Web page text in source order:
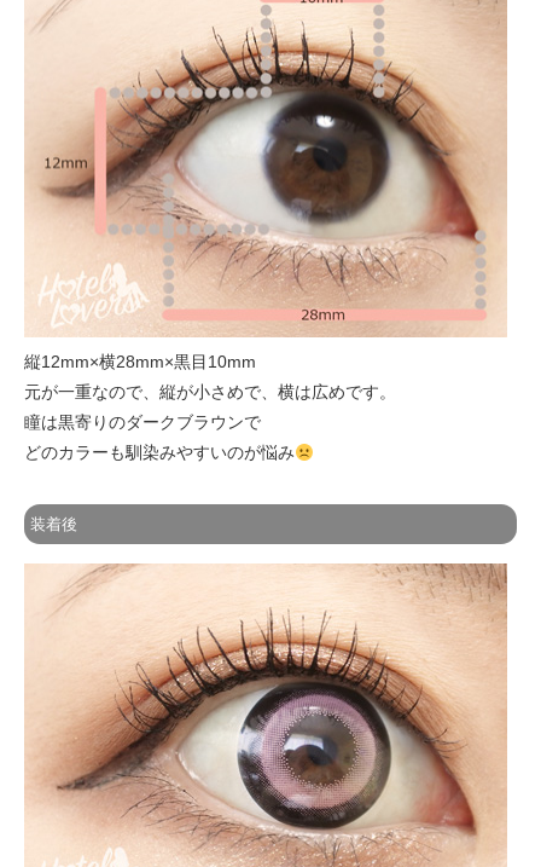
縦12mm×横28mm×黒目10mm
元が一重なので、縦が小さめで、横は広めです。
瞳は黒寄りのダークブラウンで
どのカラーも馴染みやすいのが悩み
装着後